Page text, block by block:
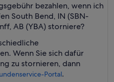
bezahlen, wenn ich
South Bend, IN (SBN-
AB (YBA) storniere?
Wenn Sie sich dafür
zu stornieren, dann
Portal.